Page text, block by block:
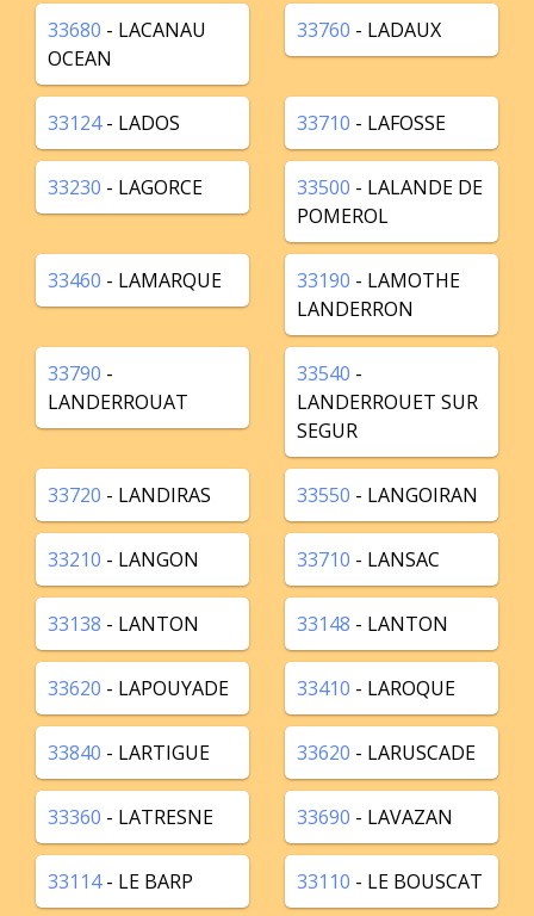
33680 - LACANAU
OCEAN
33760 - LADAUX
33124- LADOS 33710 - LAFOSSE
33230 - LAGORCE 33500 - LALANDE DE
POMEROL
33460 - LAMARQUE 33190 - LAMOTHE
LANDERRON
33790 -
LANDERROUAT
33540 -
LANDERROUET SUR
SEGUR
33720 - LANDIRAS 33550 - LANGOIRAN
33210 - LANGON 33710 - LANSAC
33138 - LANTON 33148 - LANTON
33620 - LAPOUYADE 33410 - LAROQUE
33840 - LARTIGUE 33620 - LARUSCADE
33360 - LATRESNE 33690 - LAVAZAN
33114- LE BARP 33110 - LE BOUSCAT